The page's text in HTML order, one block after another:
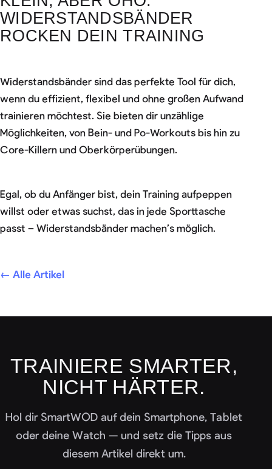
WIDERSTANDSBÄNDER
ROCKEN DEIN TRAINING
Widerstandsbänder sind das perfekte Tool für dich,
wenn du effizient, flexibel und ohne großen Aufwand
trainieren möchtest. Sie bieten dir unzählige
Möglichkeiten, von Bein- und Po-Workouts bis hin zu
Core-Killern und Oberkörperübungen.
Egal, ob du Anfänger bist, dein Training aufpeppen
willst oder etwas suchst, das in jede Sporttasche
passt – Widerstandsbänder machen’s möglich.
← Alle Artikel
TRAINIERE SMARTER,
NICHT HÄRTER.
Hol dir SmartWOD auf dein Smartphone, Tablet
oder deine Watch — und setz die Tipps aus
diesem Artikel direkt um.